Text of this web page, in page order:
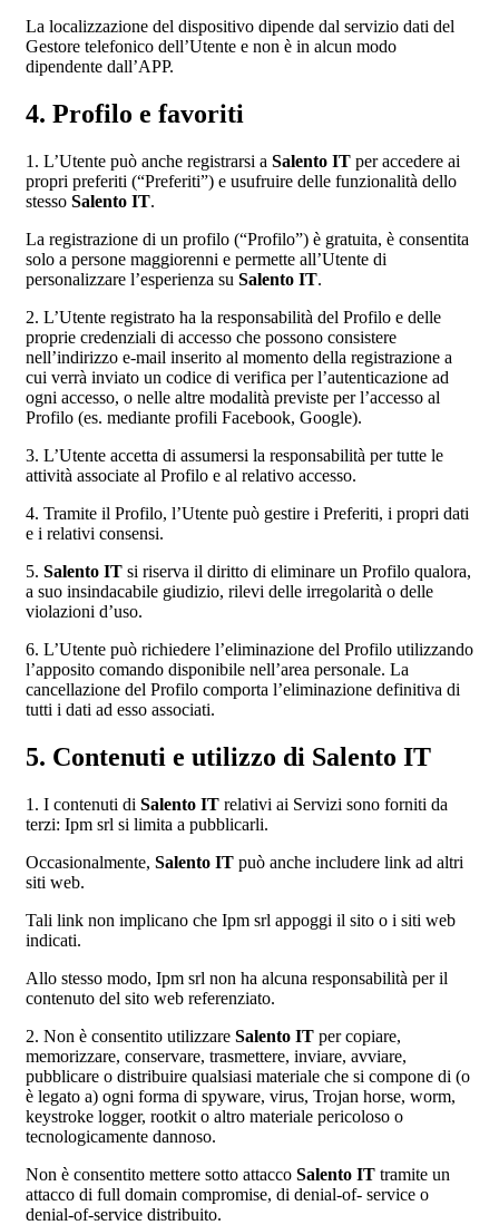
La localizzazione del dispositivo dipende dal servizio dati del
Gestore telefonico dell’Utente e non è in alcun modo
dipendente dall’APP.
4. Profilo e favoriti
1. L’Utente può anche registrarsi a Salento IT per accedere ai
propri preferiti (“Preferiti”) e usufruire delle funzionalità dello
stesso Salento IT.
La registrazione di un profilo (“Profilo”) è gratuita, è consentita
solo a persone maggiorenni e permette all’Utente di
personalizzare l’esperienza su Salento IT.
2. L’Utente registrato ha la responsabilità del Profilo e delle
proprie credenziali di accesso che possono consistere
nell’indirizzo e-mail inserito al momento della registrazione a
cui verrà inviato un codice di verifica per l’autenticazione ad
ogni accesso, o nelle altre modalità previste per l’accesso al
Profilo (es. mediante profili Facebook, Google).
3. L’Utente accetta di assumersi la responsabilità per tutte le
attività associate al Profilo e al relativo accesso.
4. Tramite il Profilo, l’Utente può gestire i Preferiti, i propri dati
e i relativi consensi.
5. Salento IT si riserva il diritto di eliminare un Profilo qualora,
a suo insindacabile giudizio, rilevi delle irregolarità o delle
violazioni d’uso.
6. L’Utente può richiedere l’eliminazione del Profilo utilizzando
l’apposito comando disponibile nell’area personale. La
cancellazione del Profilo comporta l’eliminazione definitiva di
tutti i dati ad esso associati.
5. Contenuti e utilizzo di Salento IT
1. I contenuti di Salento IT relativi ai Servizi sono forniti da
terzi: Ipm srl si limita a pubblicarli.
Occasionalmente, Salento IT può anche includere link ad altri
siti web.
Tali link non implicano che Ipm srl appoggi il sito o i siti web
indicati.
Allo stesso modo, Ipm srl non ha alcuna responsabilità per il
contenuto del sito web referenziato.
2. Non è consentito utilizzare Salento IT per copiare,
memorizzare, conservare, trasmettere, inviare, avviare,
pubblicare o distribuire qualsiasi materiale che si compone di (o
è legato a) ogni forma di spyware, virus, Trojan horse, worm,
keystroke logger, rootkit o altro materiale pericoloso o
tecnologicamente dannoso.
Non è consentito mettere sotto attacco Salento IT tramite un
attacco di full domain compromise, di denial-of- service o
denial-of-service distribuito.